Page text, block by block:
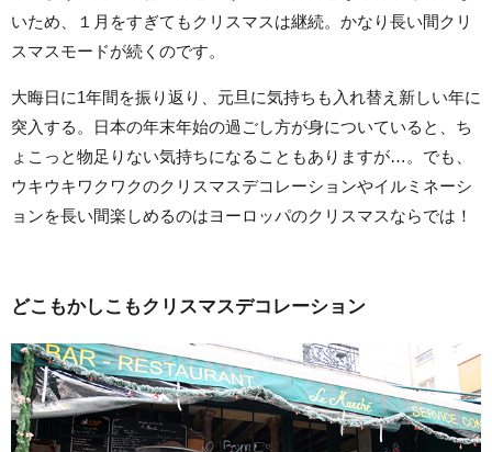
いため、１月をすぎてもクリスマスは継続。かなり長い間クリ
スマスモードが続くのです。
大晦日に1年間を振り返り、元旦に気持ちも入れ替え新しい年に
突入する。日本の年末年始の過ごし方が身についていると、ち
ょこっと物足りない気持ちになることもありますが…。でも、
ウキウキワクワクのクリスマスデコレーションやイルミネーシ
ョンを長い間楽しめるのはヨーロッパのクリスマスならでは！
どこもかしこもクリスマスデコレーション